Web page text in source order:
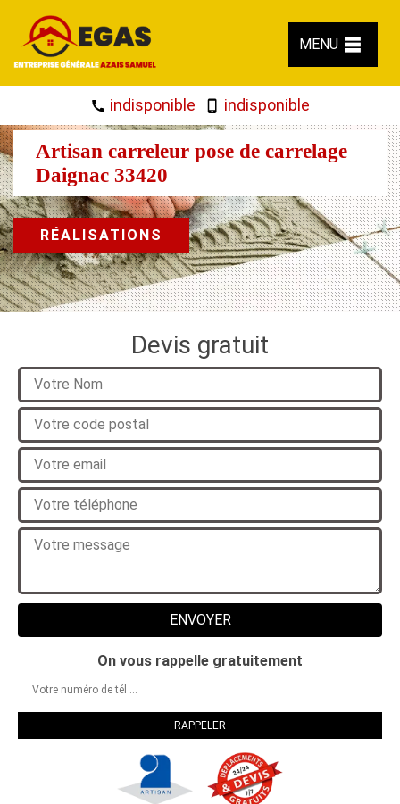
MENU
indisponible indisponible
Artisan carreleur pose de carrelage
Daignac 33420
RÉALISATIONS
Devis gratuit
On vous rappelle gratuitement